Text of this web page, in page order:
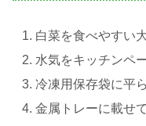
白菜を食べやすい
水気をキッチンペ
冷凍用保存袋に平
金属トレーに載せ